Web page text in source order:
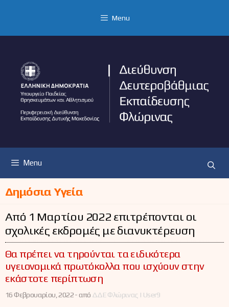
Menu
Menu
Δημόσια Υγεία
Από 1 Μαρτίου 2022 επιτρέπονται οι
σχολικές εκδρομές με διανυκτέρευση
Θα πρέπει να τηρούνται τα ειδικότερα
υγειονομικά πρωτόκολλα που ισχύουν στην
εκάστοτε περίπτωση
16 Φεβρουαρίου, 2022 -από ΔΔΕ Φλώρινας | User9